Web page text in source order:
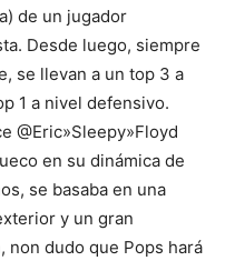
de un jugador
Desde luego, siempre
se llevan a un top 3 a
1 a nivel defensivo.
@Eric»Sleepy»Floyd
en su dinámica de
se basaba en una
y un gran
non dudo que Pops hará